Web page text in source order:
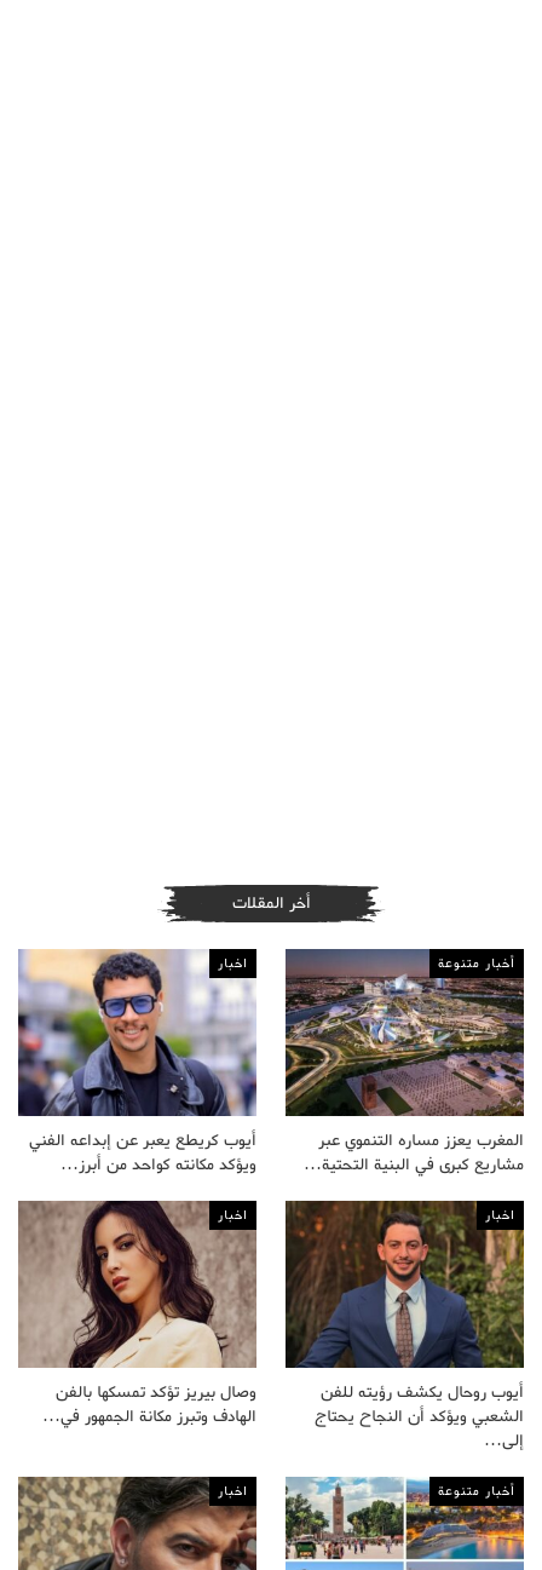
أخر المقلات
أخبار متنوعة
المغرب يعزز مساره التنموي عبر
مشاريع كبرى في البنية التحتية…
اخبار
أيوب كريطع يعبر عن إبداعه الفني
ويؤكد مكانته كواحد من أبرز…
اخبار
أيوب روحال يكشف رؤيته للفن
الشعبي ويؤكد أن النجاح يحتاج
إلى…
اخبار
وصال بيريز تؤكد تمسكها بالفن
الهادف وتبرز مكانة الجمهور في…
أخبار متنوعة اخبار